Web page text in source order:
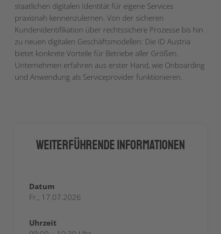
staatlichen digitalen Identität für eigene Services
praxisnah kennenzulernen. Von der sicheren
Kundenidentifikation über rechtssichere Prozesse bis hin
zu neuen digitalen Geschäftsmodellen: Die ID Austria
bietet konkrete Vorteile für Betriebe aller Größen.
Unternehmen erfahren aus erster Hand, wie Onboarding
und Anwendung als Serviceprovider funktionieren.
Weiterführende Informationen
Datum
Fr., 17.07.2026
Uhrzeit